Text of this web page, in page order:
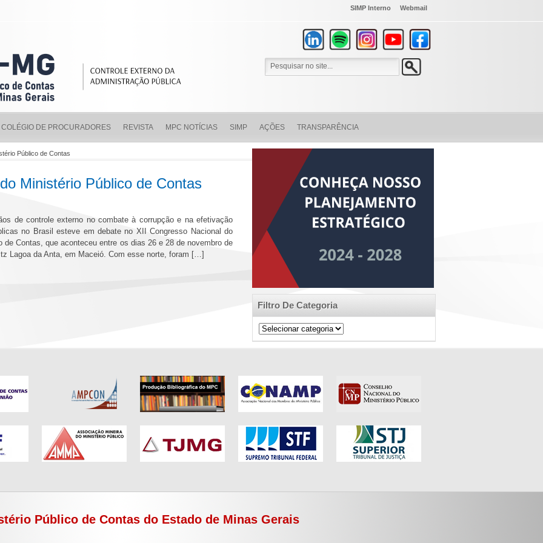
SIMP Interno Webmail
COLÉGIO DE PROCURADORES REVISTA MPC NOTÍCIAS SIMP AÇÕES TRANSPARÊNCIA
Filtro De Categoria
Filtro
Categoria
Público de Contas
Ministério Público de Contas
de controle externo no combate à corrupção e na efetivação
no Brasil esteve em debate no XII Congresso Nacional do
de Contas, que aconteceu entre os dias 26 e 28 de novembro de
Lagoa da Anta, em Maceió. Com esse norte, foram […]
Público de Contas do Estado de Minas Gerais